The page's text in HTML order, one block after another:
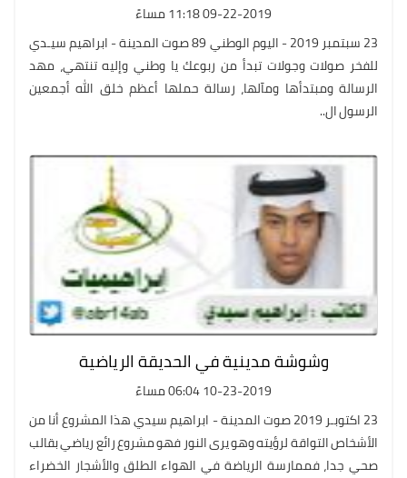
09-22-2019 11:18 مساءً
23 سبتمبر 2019 - اليوم الوطني 89 صوت المدينة - ابراهيم سيـدي
للفخر صولات وجولات تبدأ من ربوعك يا وطني وإليه تنتهي، مهد
الرسالة ومبتدأها ومآلها، رسالة حملها أعظم خلق الله أجمعين
الرسول ال..
وشوشة مدينية في الحديقة الرياضية
10-23-2019 06:04 مساءً
23 اكتوبـر 2019 صوت المدينة - ابراهيم سيدي هذا المشروع أنا من
الأشخاص التواقة لرؤيته وهو يرى النور فهو مشروع رائع رياضي بقالب
صحي جدا، فممارسة الرياضة في الهواء الطلق والأشجار الخضراء